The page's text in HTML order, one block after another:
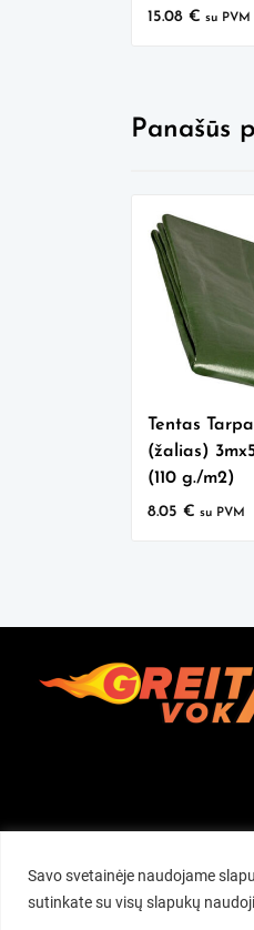
Savo svetainėje naudojame
sutinkate su visų slapukų
15.08€ su PVM
Panašūs
Tentas
(žalias)
(110 g./m2)
8.05€ su PVM